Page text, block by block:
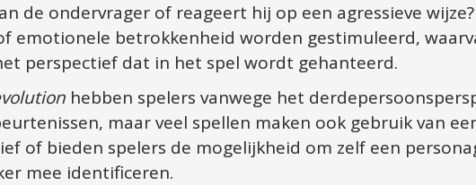
de ondervrager of reageert hij op een agressieve
emotionele betrokkenheid worden gestimuleerd,
perspectief dat in het spel wordt gehanteerd.
hebben spelers vanwege het
maar veel spellen maken ook gebruik van
of bieden spelers de mogelijkheid om zelf een
mee identificeren.